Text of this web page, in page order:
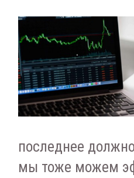
последнее
мы тоже можем